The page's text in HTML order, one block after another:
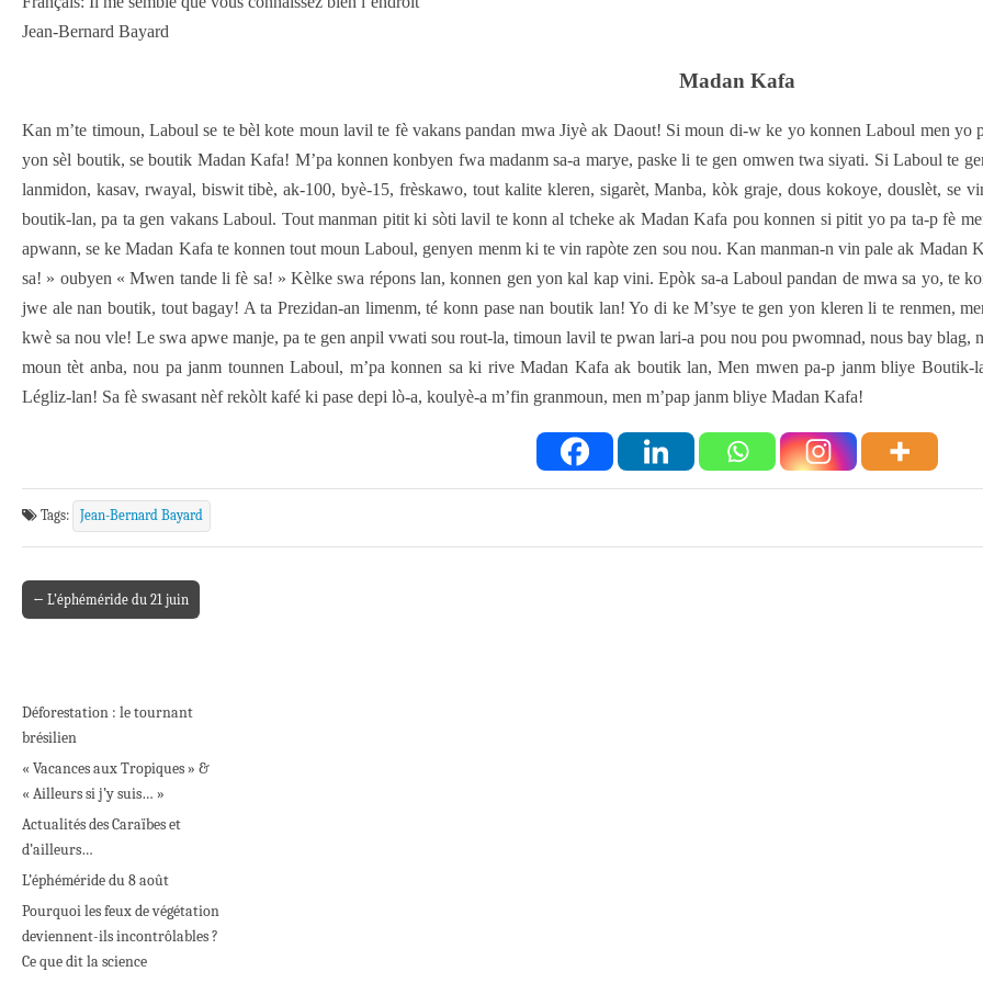
Jean-Bernard Bayard
Madan Kafa
Kan m’te timoun, Laboul se te bèl kote moun lavil te fè vakans pandan mwa Jiyè ak Daout! Si moun di-w ke yo konnen Laboul men
yon sèl boutik, se boutik Madan Kafa! M’pa konnen konbyen fwa madanm sa-a marye, paske li te gen omwen twa siyati. Si Laboul te
lanmidon, kasav, rwayal, biswit tibè, ak-100, byè-15, frèskawo, tout kalite kleren, sigarèt, Manba, kòk graje, dous kokoye, douslèt,
boutik-lan, pa ta gen vakans Laboul. Tout manman pitit ki sòti lavil te konn al tcheke ak Madan Kafa pou konnen si pitit yo pa ta-p fè
apwann, se ke Madan Kafa te konnen tout moun Laboul, genyen menm ki te vin rapòte zen sou nou. Kan manman-n vin pale ak
sa! » oubyen « Mwen tande li fè sa! » Kèlke swa répons lan, konnen gen yon kal kap vini. Epòk sa-a Laboul pandan de mwa sa yo, te
jwe ale nan boutik, tout bagay! A ta Prezidan-an limenm, té konn pase nan boutik lan! Yo di ke M’sye te gen yon kleren li te renmen,
kwè sa nou vle! Le swa apwe manje, pa te gen anpil vwati sou rout-la, timoun lavil te pwan lari-a pou nou pou pwomnad, nous bay blag,
moun tèt anba, nou pa janm tounnen Laboul, m’pa konnen sa ki rive Madan Kafa ak boutik lan, Men mwen pa-p janm bliye
Légliz-lan! Sa fè swasant nèf rekòlt kafé ki pase depi lò-a, koulyè-a m’fin granmoun, men m’pap janm bliye Madan Kafa!
Tags: Jean-Bernard Bayard
Post navigation
← L’éphéméride du 21 juin
Déforestation : le tournant
brésilien
« Vacances aux Tropiques » &
« Ailleurs si j’y suis… »
Actualités des Caraïbes et
d’ailleurs…
L’éphéméride du 8 août
Pourquoi les feux de végétation
deviennent-ils incontrôlables ?
Ce que dit la science